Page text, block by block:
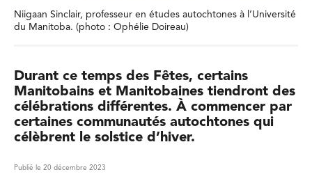
Niigaan Sinclair, professeur en études autochtones à l’Université
du Manitoba. (photo : Ophélie Doireau)
Durant ce temps des Fêtes, certains
Manitobains et Manitobaines tiendront des
célébrations différentes. À commencer par
certaines communautés autochtones qui
célèbrent le solstice d’hiver.
Publié le 20 décembre 2023